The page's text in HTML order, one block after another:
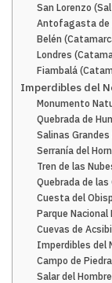
San Lorenzo
Antofagasta de
Belén
Londres
Fiambalá
Imperdibles del
Monumento
Quebrada de
Salinas Grandes
Serranía del
Tren de las
Quebrada de
Cuesta del
Parque
Cuevas de
Imperdibles del
Campo de
Salar del